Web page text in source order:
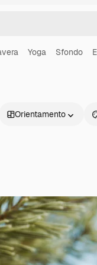
Yoga Sfondo
Orientamento
Prodotti